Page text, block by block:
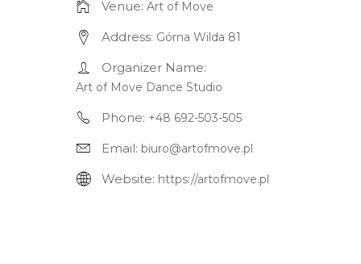
Venue: Art of Move
Address: Górna Wilda 81
Organizer Name:
Art of Move Dance Studio
Phone: +48 692-503-505
Email: biuro@artofmove.pl
Website: https://artofmove.pl